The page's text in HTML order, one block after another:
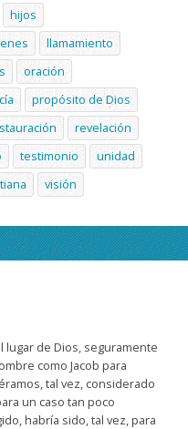
hijos
llamamiento
oración
propósito de Dios
revelación
testimonio
unidad
visión
de Dios, seguramente
como Jacob para
tal vez, considerado
un caso tan poco
habría sido, tal vez, para